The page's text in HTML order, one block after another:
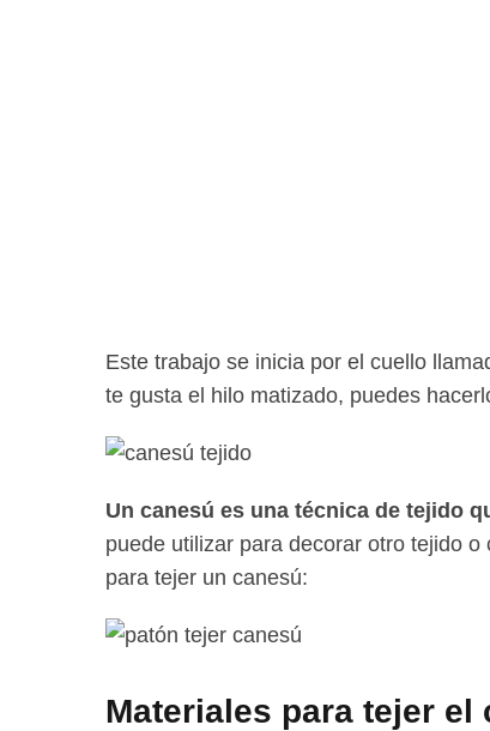
Este trabajo se inicia por el cuello
te gusta el hilo matizado, puedes
Un canesú es una técnica de tejido
puede utilizar para decorar otro tejido
para tejer un canesú:
Materiales para tejer el